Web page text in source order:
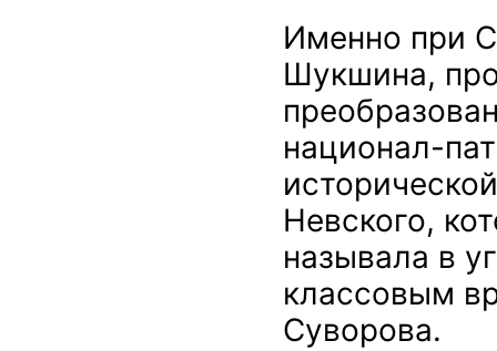
Именно при
Шукшина,
национал-
Невского,
называла в
классовым
Суворова.